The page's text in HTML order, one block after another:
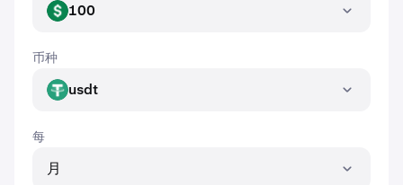
USD 100
币种
USDT usdt
每
月